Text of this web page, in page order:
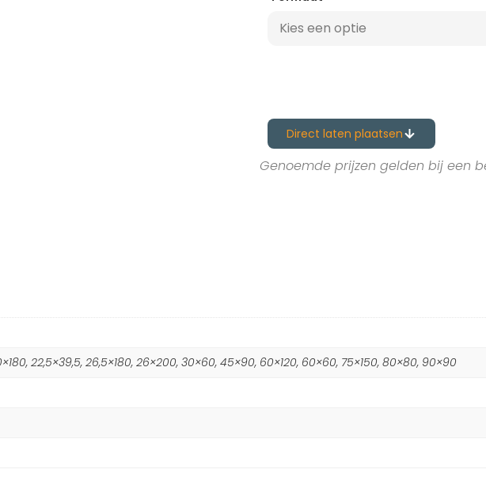
Direct laten plaatsen
Genoemde prijzen gelden bij een
22,5×39,5, 26,5×180, 26×200, 30×60, 45×90, 60×120, 60×60, 75×150, 80×80, 90×90